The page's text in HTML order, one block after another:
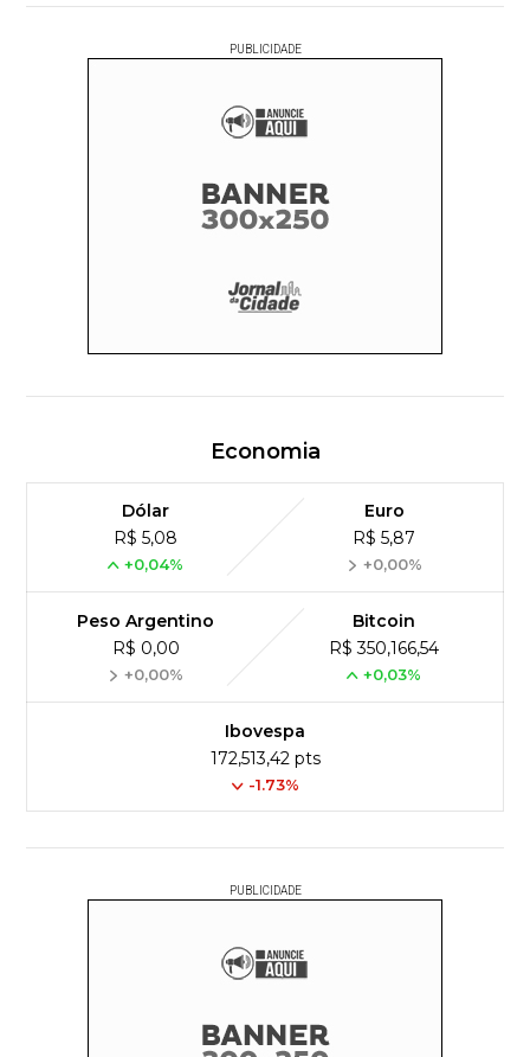
PUBLICIDADE
Economia
Dólar
R$ 5,08
+0,04%
Euro
R$ 5,87
+0,00%
Peso Argentino
R$ 0,00
+0,00%
Bitcoin
R$ 350,166,54
+0,03%
Ibovespa
172,513,42 pts
-1.73%
PUBLICIDADE